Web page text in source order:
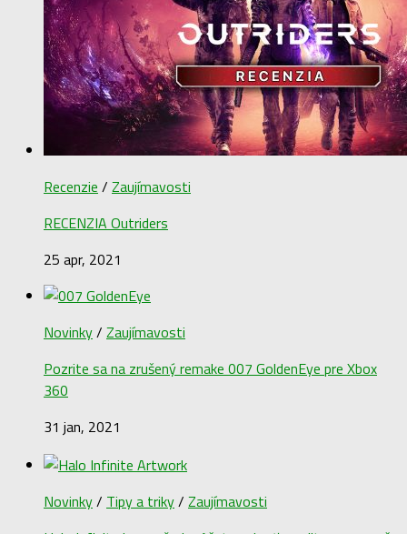
Recenzie / Zaujímavosti
RECENZIA Outriders
25 apr, 2021
Novinky/ Zaujímavosti
Pozrite sa na zrušený remake 007 GoldenEye pre Xbox
360
31 jan, 2021
Novinky/ Tipy a triky/ Zaujímavosti